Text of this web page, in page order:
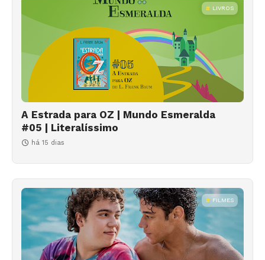
LIVROS
A Estrada para OZ | Mundo Esmeralda
#05 | Literalíssimo
há 15 dias
FILMES